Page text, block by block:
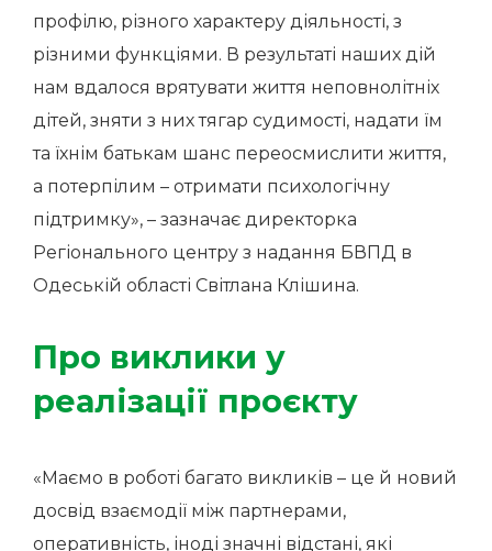
профілю, різного характеру діяльності, з
різними функціями. В результаті наших дій
нам вдалося врятувати життя неповнолітніх
дітей, зняти з них тягар судимості, надати їм
та їхнім батькам шанс переосмислити життя,
а потерпілим – отримати психологічну
підтримку», – зазначає директорка
Регіонального центру з надання БВПД в
Одеській області Світлана Клішина.
Про виклики у
реалізації проєкту
«Маємо в роботі багато викликів – це й новий
досвід взаємодії між партнерами,
оперативність, іноді значні відстані, які